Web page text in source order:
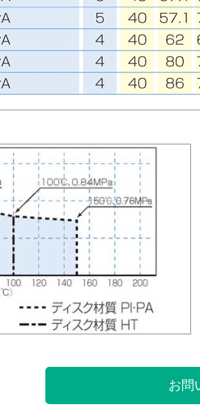
お問